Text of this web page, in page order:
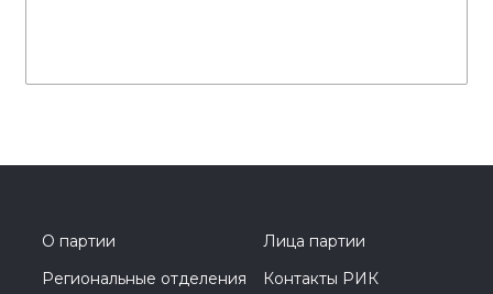
О партии
Лица партии
Региональные отделения
Контакты РИК